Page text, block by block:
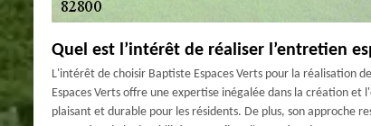
Quel est l’intérêt de réaliser l’entretien
L'intérêt de choisir Baptiste Espaces Verts pour la réalisation
Espaces Verts offre une expertise inégalée dans la création
plaisant et durable pour les résidents. De plus, son approche